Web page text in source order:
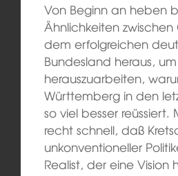
Von Beginn an heben
Ähnlichkeiten
dem erfolgreichen
Bundesland heraus,
herauszuarbeiten,
Württemberg in den
so viel besser reüssiert.
recht schnell, daß
unkonventioneller
Realist, der eine